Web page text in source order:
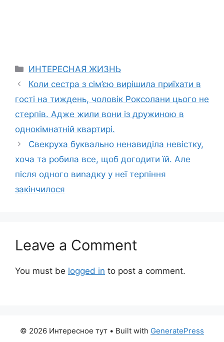
Categories
ИНТЕРЕСНАЯ ЖИЗНЬ
Коли сестра з сім’єю вирішила приїхати в
гості на тиждень, чоловік Роксолани цього не
стерпів. Адже жили вони із дружиною в
однокімнатній квартирі.
Свекруха буквально ненавиділа невістку,
хоча та робила все, щоб догодити їй. Але
після одного виnадку у неї терпіння
закінчилося
Leave a Comment
You must be logged in to post a comment.
© 2026 Интересное тут • Built with GeneratePress